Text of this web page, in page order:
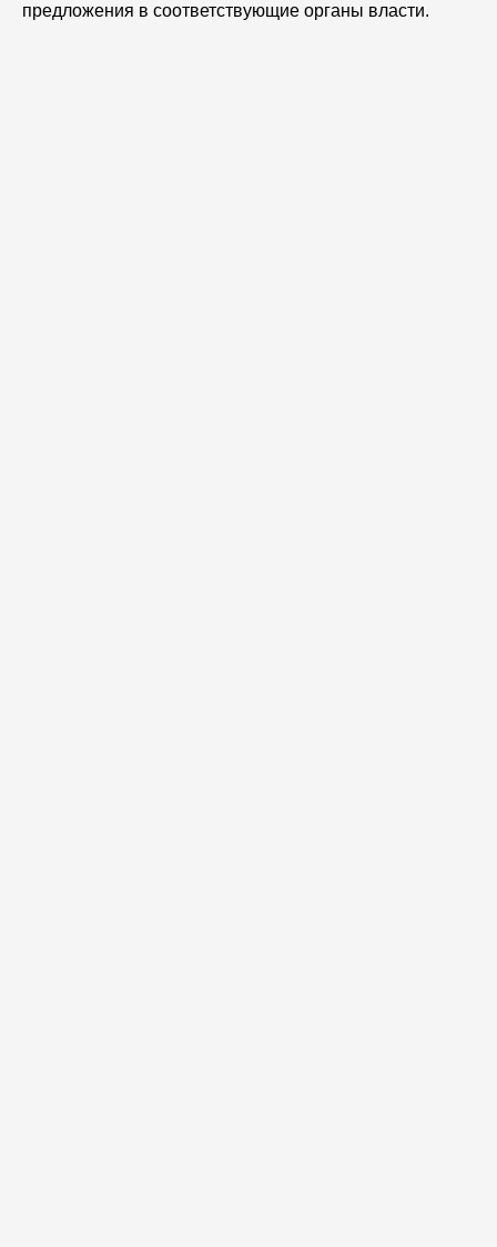
предложения в соответствующие органы власти.